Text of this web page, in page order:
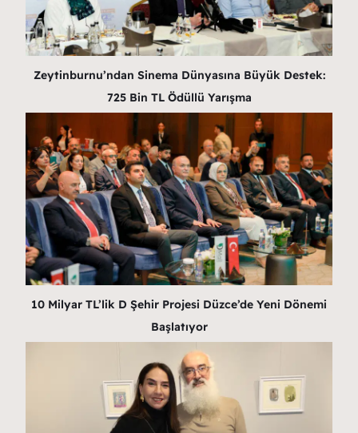
Zeytinburnu’ndan Sinema Dünyasına Büyük Destek:
725 Bin TL Ödüllü Yarışma
10 Milyar TL’lik D Şehir Projesi Düzce’de Yeni Dönemi
Başlatıyor